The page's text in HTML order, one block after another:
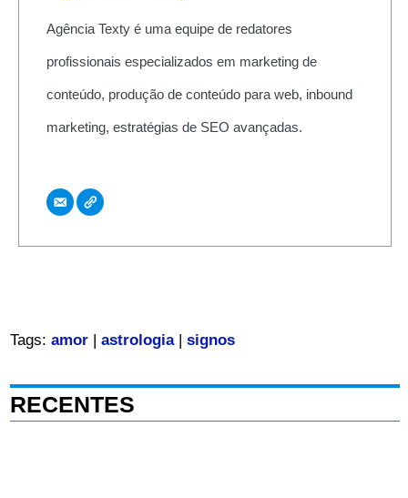
Agência Texty é uma equipe de redatores
profissionais especializados em marketing de
conteúdo, produção de conteúdo para web, inbound
marketing, estratégias de SEO avançadas.
Tags: amor| astrologia| signos
RECENTES